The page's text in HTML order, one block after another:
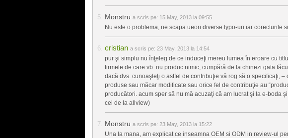
Monstru a scris pe: 15 May, 2013 la 09:55
Nu este o problema, ne scapa ueori diverse typo-uri iar corecturile
cristian a scris pe: 23 May, 2013 la 14:54
pur şi simplu nu înţeleg de ce induceţi mereu lumea în eroare cu
firmele de care vb. nu produc nimic, cumpără de la chinezi gata
dacă dvs. cunoaşteţi o astfel de contribuţie vă rog să o specificaţi,
produse sau măcar modificate sau orice fel de contribuţie au
producători. acum sper să nu mă acuzaţi că am lucrat şi la e-boda
cei de la allview)
Monstru a scris pe: 23 May, 2013 la 15:22
Una la mana, am explicat ce inseamna OEM si ODM in review-ul